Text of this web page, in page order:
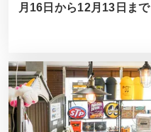
月16日から12月13日まで